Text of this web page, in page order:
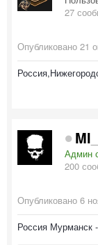
27
Опубликовано 21
Админ
200
Опубликовано 6
Россия Мурманск